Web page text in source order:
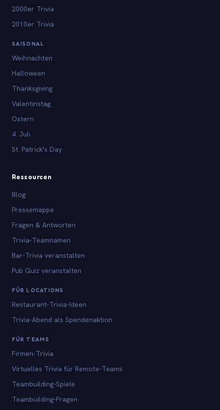
2000er Trivia
2010er Trivia
SAISONAL
Weihnachten
Halloween
Thanksgiving
Valentinstag
Ostern
4. Juli
St. Patrick's Day
Ressourcen
Blog
Pressemappe
Fragen & Antworten
Trivia-Teamnamen
Bar-Trivia veranstalten
Pub Quiz veranstalten
FÜR LOCATIONS
Restaurant-Trivia-Ideen
Trivia-Abend als Spendenaktion
FÜR TEAMS
Firmen-Trivia
Virtuelles Trivia für Remote-Teams
Teambuilding-Spiele
Teambuilding-Fragen